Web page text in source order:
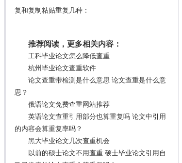
复和复制粘贴重复几种：
推荐阅读，更多相关内容：
工科毕业论文怎么降低查重
杭州毕业论文查重软件
论文查重带检测是什么意思 论文查重是什么意
思？
俄语论文免费查重网站推荐
英语论文查重引用部分也算重复吗 论文中引用
的内容会算重复率吗？
黑大毕业论文几次查重机会
以前的硕士论文不用查重 硕士毕业论文引用自